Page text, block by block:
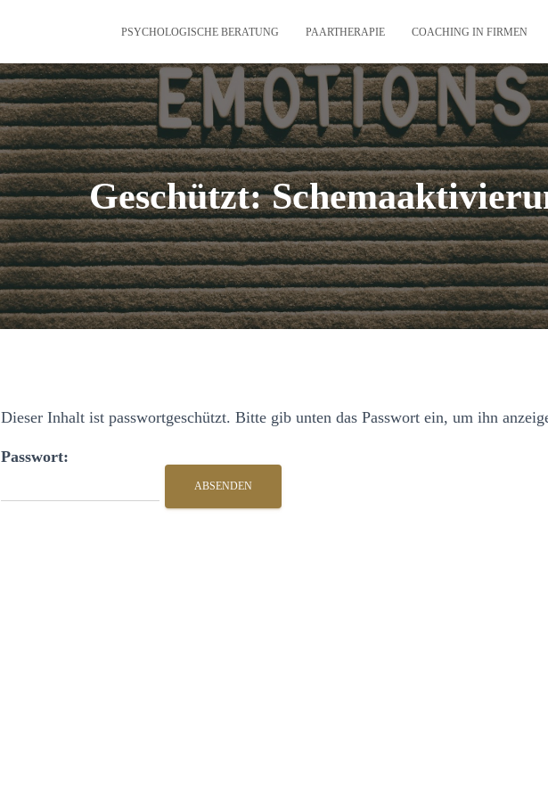
PSYCHOLOGISCHE BERATUNG PAARTHERAPIE COACHING IN FIRMEN
Geschützt:
Dieser Inhalt ist passwortgeschützt. Bitte gib unten das Passwort ein, um ihn
Passwort: